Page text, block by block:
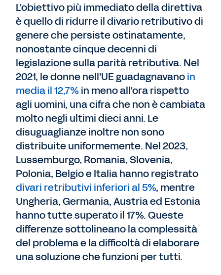
L'obiettivo più immediato della direttiva
è quello di ridurre il divario retributivo di
genere che persiste ostinatamente,
nonostante cinque decenni di
legislazione sulla parità retributiva. Nel
2021, le donne nell'UE guadagnavanoin
media il 12,7%in meno all'ora rispetto
agli uomini, una cifra che non è cambiata
molto negli ultimi dieci anni. Le
disuguaglianze inoltre non sono
distribuite uniformemente. Nel 2023,
Lussemburgo, Romania, Slovenia,
Polonia, Belgio e Italia hanno registrato
divari retributivi inferiori al 5%, mentre
Ungheria, Germania, Austria ed Estonia
hanno tutte superato il 17%. Queste
differenze sottolineano la complessità
del problema e la difficoltà di elaborare
una soluzione che funzioni per tutti.